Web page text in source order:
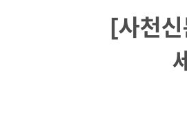
[사천신문]
동성초등학교
[사천